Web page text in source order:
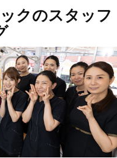
クのスタッフ